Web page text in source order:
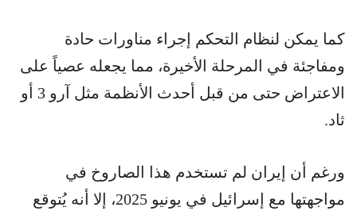
كما يمكن لنظام التحكم إجراء مناورات حادة
ومفاجئة في المرحلة الأخيرة، مما يجعله عصياً على
الاعتراض حتى من قبل أحدث الأنظمة مثل آرو 3 أو
ثاد.
ورغم أن إيران لم تستخدم هذا الصاروخ في
مواجهتها مع إسرائيل في يونيو 2025، إلا أنه يُتوقع